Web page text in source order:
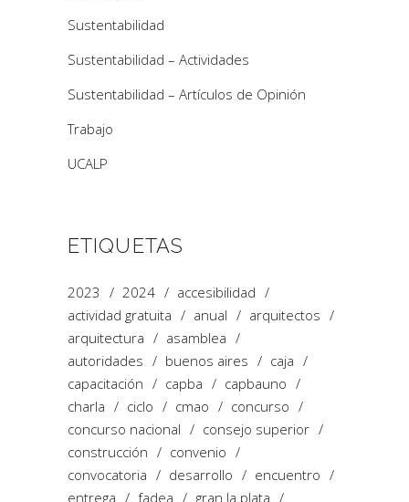
Sustentabilidad
Sustentabilidad – Actividades
Sustentabilidad – Artículos de Opinión
Trabajo
UCALP
ETIQUETAS
2023 2024
accesibilidad
actividad gratuita
anual
arquitectos
arquitectura
asamblea
autoridades
buenos aires
caja
capacitación
capba
capbauno
charla
ciclo cmao
concurso
concurso nacional
consejo superior
construcción
convenio
convocatoria
desarrollo
encuentro
entrega
fadea
gran la plata